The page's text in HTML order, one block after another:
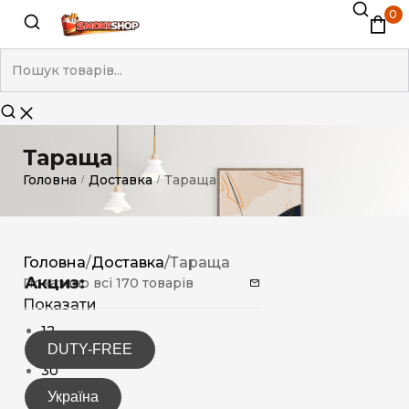
0
Тараща
Головна / Доставка / Тараща
Акциз:
DUTY-FREE
Україна
Головна/Доставка/Тараща
Показано всі 170 товарів
Показати
12
15
30